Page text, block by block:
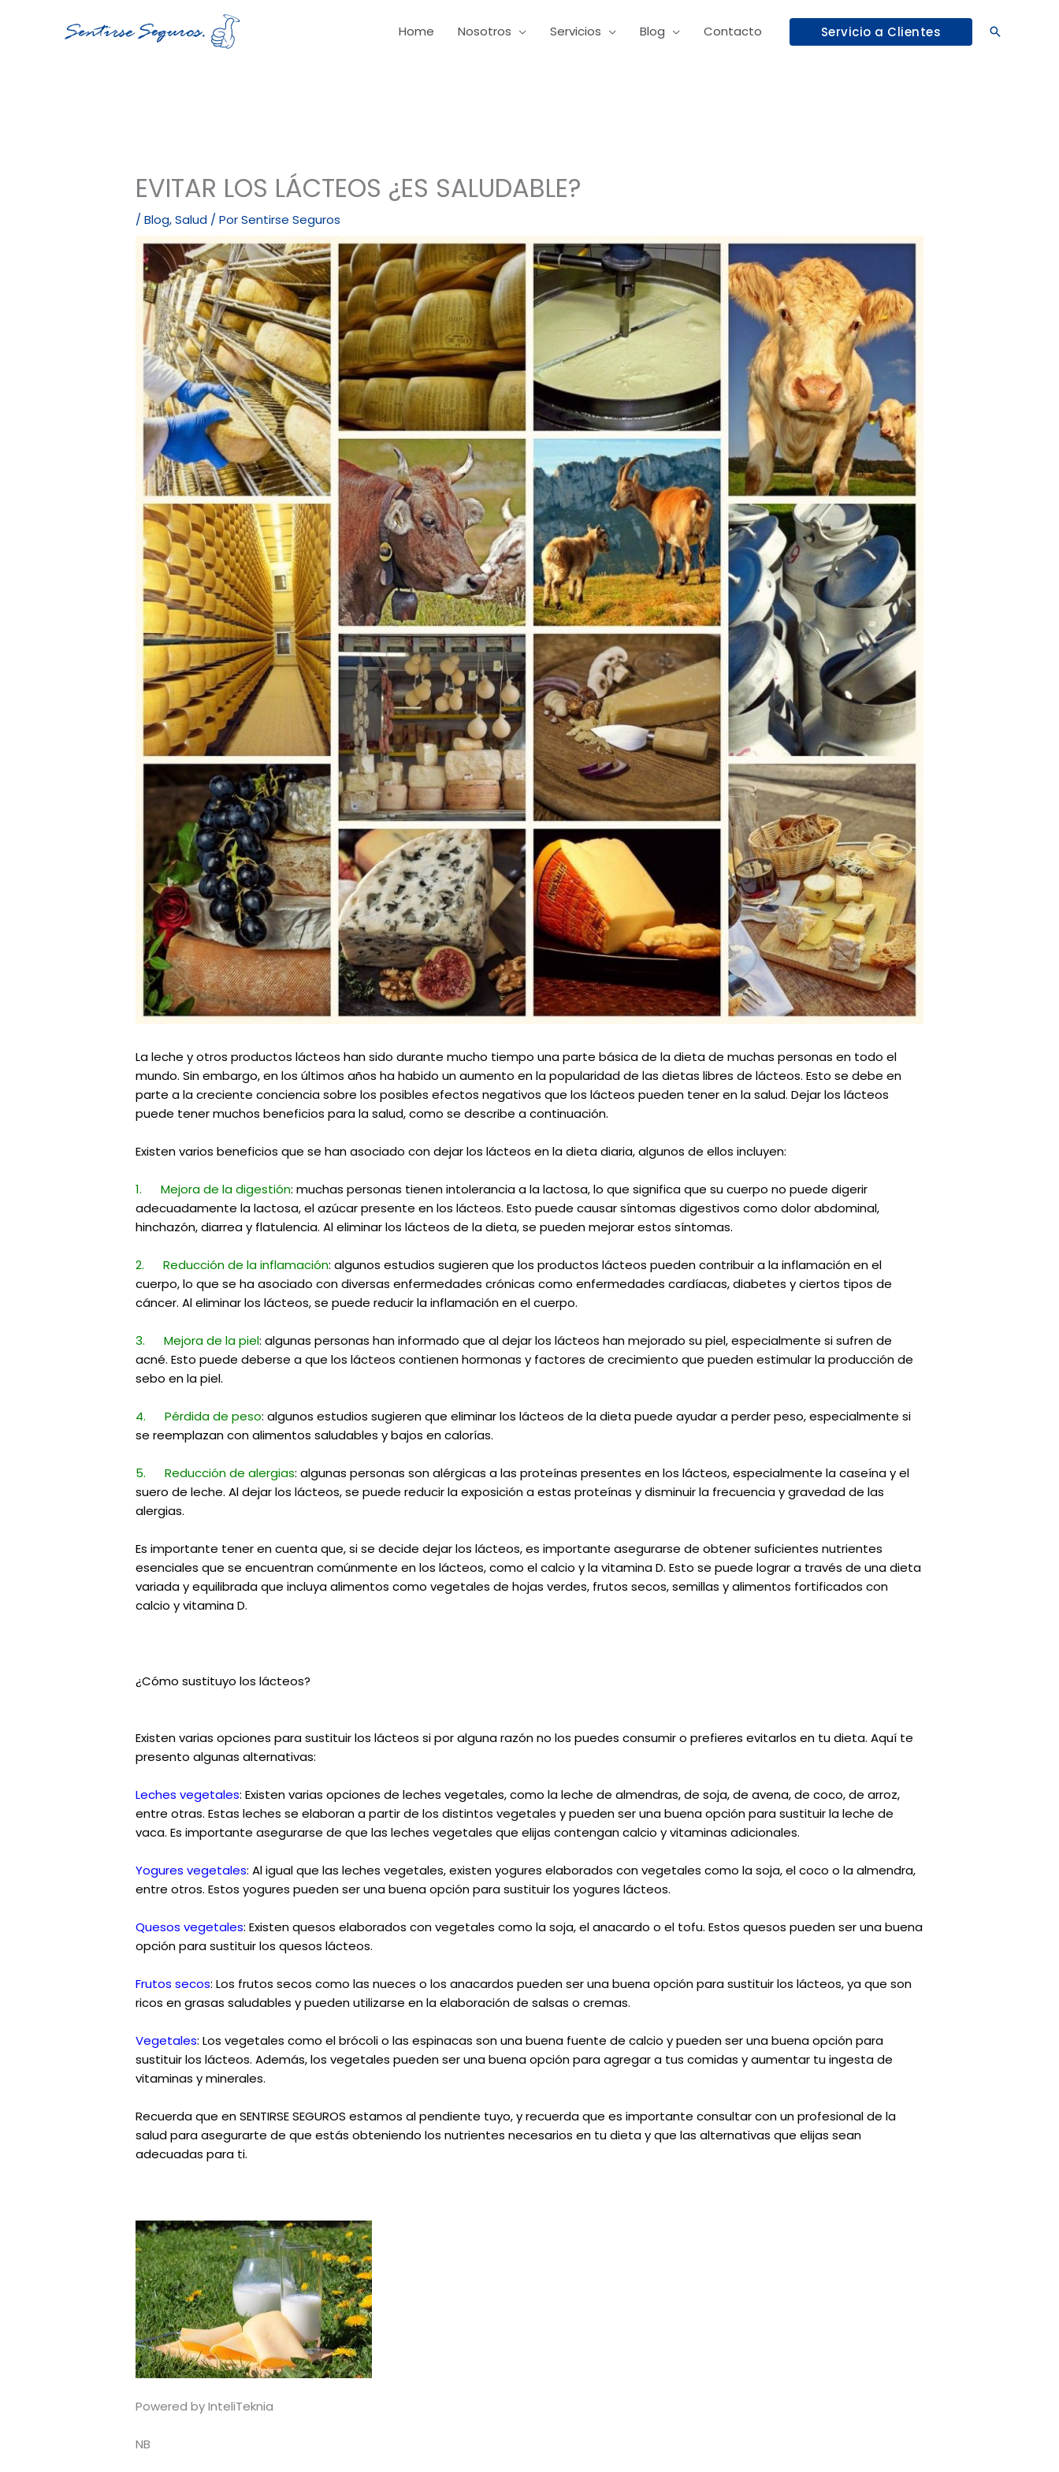
Home Nosotros Servicios Blog Contacto Servicio a Clientes Buscar
EVITAR LOS LÁCTEOS ¿ES SALUDABLE?
/Blog,Salud / PorSentirse Seguros
La leche y otros productos lácteos han sido durante mucho tiempo una parte básica de la dieta de muchas personas en todo el
mundo. Sin embargo, en los últimos años ha habido un aumento en la popularidad de las dietas libres de lácteos. Esto se debe en
parte a la creciente conciencia sobre los posibles efectos negativos que los lácteos pueden tener en la salud. Dejar los lácteos
puede tener muchos beneficios para la salud, como se describe a continuación.
Existen varios beneficios que se han asociado con dejar los lácteos en la dieta diaria, algunos de ellos incluyen:
1. Mejora de la digestión: muchas personas tienen intolerancia a la lactosa, lo que significa que su cuerpo no puede digerir
adecuadamente la lactosa, el azúcar presente en los lácteos. Esto puede causar síntomas digestivos como dolor abdominal,
hinchazón, diarrea y flatulencia. Al eliminar los lácteos de la dieta, se pueden mejorar estos síntomas.
2. Reducción de la inflamación: algunos estudios sugieren que los productos lácteos pueden contribuir a la inflamación en el
cuerpo, lo que se ha asociado con diversas enfermedades crónicas como enfermedades cardíacas, diabetes y ciertos tipos de
cáncer. Al eliminar los lácteos, se puede reducir la inflamación en el cuerpo.
3. Mejora de la piel: algunas personas han informado que al dejar los lácteos han mejorado su piel, especialmente si sufren de
acné. Esto puede deberse a que los lácteos contienen hormonas y factores de crecimiento que pueden estimular la producción de
sebo en la piel.
4. Pérdida de peso: algunos estudios sugieren que eliminar los lácteos de la dieta puede ayudar a perder peso, especialmente si
se reemplazan con alimentos saludables y bajos en calorías.
5. Reducción de alergias: algunas personas son alérgicas a las proteínas presentes en los lácteos, especialmente la caseína y el
suero de leche. Al dejar los lácteos, se puede reducir la exposición a estas proteínas y disminuir la frecuencia y gravedad de las
alergias.
Es importante tener en cuenta que, si se decide dejar los lácteos, es importante asegurarse de obtener suficientes nutrientes
esenciales que se encuentran comúnmente en los lácteos, como el calcio y la vitamina D. Esto se puede lograr a través de una dieta
variada y equilibrada que incluya alimentos como vegetales de hojas verdes, frutos secos, semillas y alimentos fortificados con
calcio y vitamina D.
¿Cómo sustituyo los lácteos?
Existen varias opciones para sustituir los lácteos si por alguna razón no los puedes consumir o prefieres evitarlos en tu dieta. Aquí te
presento algunas alternativas:
Leches vegetales: Existen varias opciones de leches vegetales, como la leche de almendras, de soja, de avena, de coco, de arroz,
entre otras. Estas leches se elaboran a partir de los distintos vegetales y pueden ser una buena opción para sustituir la leche de
vaca. Es importante asegurarse de que las leches vegetales que elijas contengan calcio y vitaminas adicionales.
Yogures vegetales: Al igual que las leches vegetales, existen yogures elaborados con vegetales como la soja, el coco o la almendra,
entre otros. Estos yogures pueden ser una buena opción para sustituir los yogures lácteos.
Quesos vegetales: Existen quesos elaborados con vegetales como la soja, el anacardo o el tofu. Estos quesos pueden ser una buena
opción para sustituir los quesos lácteos.
Frutos secos: Los frutos secos como las nueces o los anacardos pueden ser una buena opción para sustituir los lácteos, ya que son
ricos en grasas saludables y pueden utilizarse en la elaboración de salsas o cremas.
Vegetales: Los vegetales como el brócoli o las espinacas son una buena fuente de calcio y pueden ser una buena opción para
sustituir los lácteos. Además, los vegetales pueden ser una buena opción para agregar a tus comidas y aumentar tu ingesta de
vitaminas y minerales.
Recuerda que en SENTIRSE SEGUROS estamos al pendiente tuyo, y recuerda que es importante consultar con un profesional de la
salud para asegurarte de que estás obteniendo los nutrientes necesarios en tu dieta y que las alternativas que elijas sean
adecuadas para ti.
Powered by InteliTeknia
NB